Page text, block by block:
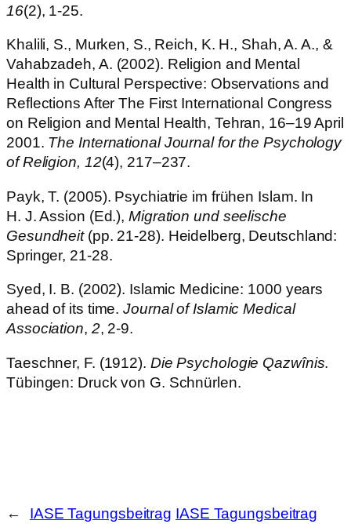
16(2), 1-25.
Khalili, S., Murken, S., Reich, K. H., Shah, A. A., &
Vahabzadeh, A. (2002). Religion and Mental
Health in Cultural Perspective: Observations and
Reflections After The First International Congress
on Religion and Mental Health, Tehran, 16–19 April
2001. The International Journal for the Psychology
of Religion, 12(4), 217–237.
Payk, T. (2005). Psychiatrie im frühen Islam. In
H. J. Assion (Ed.), Migration und seelische
Gesundheit(pp. 21-28). Heidelberg, Deutschland:
Springer, 21-28.
Syed, I. B. (2002). Islamic Medicine: 1000 years
ahead of its time.Journal of Islamic Medical
Association, 2, 2-9.
Taeschner, F. (1912). Die Psychologie Qazwînis.
Tübingen: Druck von G. Schnürlen.
←
IASE Tagungsbeitrag IASE Tagungsbeitrag